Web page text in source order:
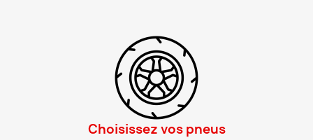
Choisissez vos pneus​